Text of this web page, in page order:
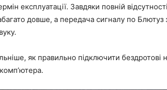
експлуатації. Завдяки повній
довше, а передача сигналу по Блютуз
як правильно підключити